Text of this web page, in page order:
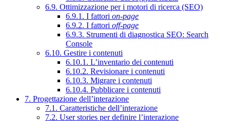
6.9. Ottimizzazione per i motori di ricerca (SEO)
6.9.1. I fattori on-page
6.9.2. I fattori off-page
6.9.3. Strumenti di diagnostica SEO: Search
Console
6.10. Gestire i contenuti
6.10.1. L’inventario dei contenuti
6.10.2. Revisionare i contenuti
6.10.3. Migrare i contenuti
6.10.4. Pubblicare i contenuti
7. Progettazione dell’interazione
7.1. Caratteristiche dell’interazione
7.2. User stories per definire l’interazione